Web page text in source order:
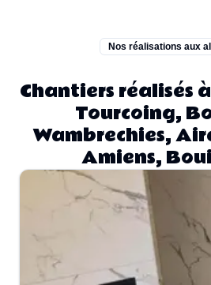
Nos réalisations aux
Chantiers réalisés
Tourcoing,
Wambrechies,
Amiens,